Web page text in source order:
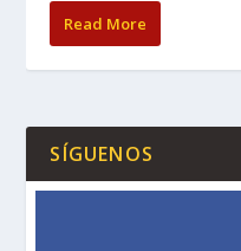
Read More
SÍGUENOS